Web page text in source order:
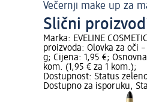
Večernji make up za
Slični
Marka: EVELINE
proizvoda: Olovka za oči –
g; Cijena: 1,95 €;
kom. (1,95 € za 1 kom.);
Dostupnost: Status
Dostupno za isporuku,